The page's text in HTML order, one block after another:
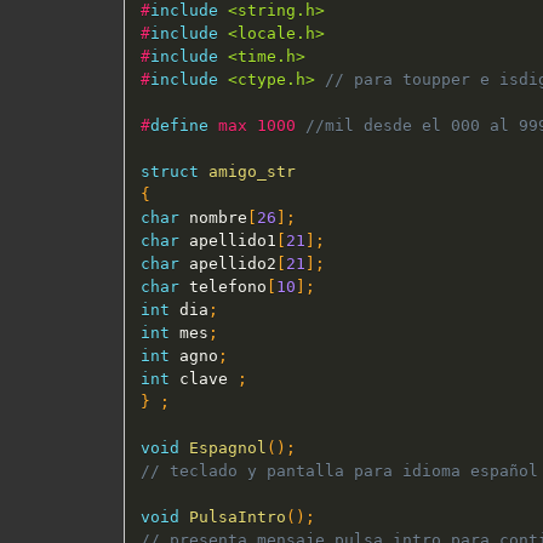
#include <string.h>
#include <locale.h>
#include <time.h>
#include <ctype.h> // para toupper e
#define max 1000 //mil desde el 000 al
struct
amigo_str
{
char nombre 26
;
char apellido1 21
;
char apellido2 21
;
char telefono 10
;
int dia ;
int mes ;
int agno ;
int clave
;
}
;
void Espagnol ( ) ;
// teclado y pantalla para idioma español
void PulsaIntro ( ) ;